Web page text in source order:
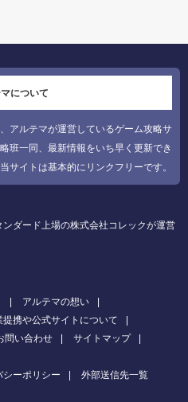
について
アルテマが運営しているゲーム攻略サ
班一同、最新情報をいち早く更新でき
サイトは基本的にリンクフリーです。
ンダード上場の株式会社コレックが運営
アルテマの想い
提携や公式サイトについて
問い合わせ
サイトマップ
シーポリシー 外部送信先一覧